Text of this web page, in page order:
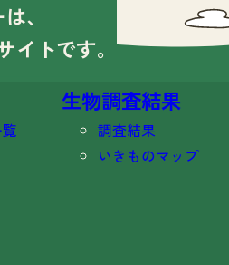
、
イトです。
生物調査結果
調査結果
いきものマップ